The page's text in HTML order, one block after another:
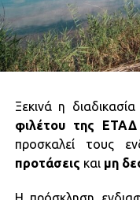
Ξεκινά η
φιλέτου της
προσκαλεί τους
προτάσεις και μη